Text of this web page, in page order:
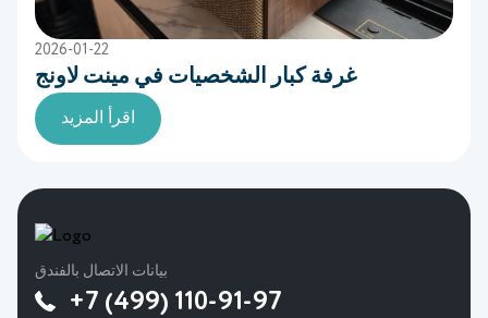
2026-01-22
غرفة كبار الشخصيات في مينت لاونج
اقرأ المزيد
بيانات الاتصال بالفندق
+7 (499) 110-91-97